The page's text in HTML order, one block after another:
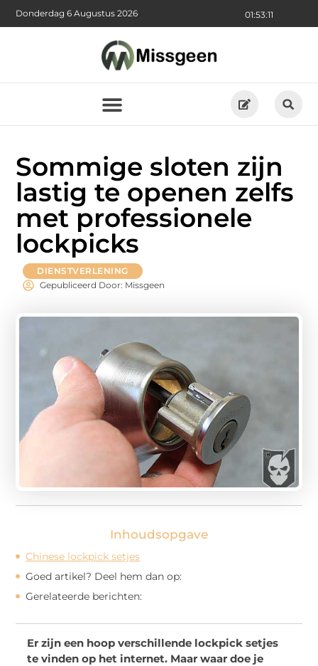
01:53:12
Donderdag 6 Augustus 2026
Sommige sloten zijn
lastig te openen zelfs
met professionele
lockpicks
DIENSTVERLENING
Gepubliceerd Door: Missgeen
Inhoudsopgave
Chinese lockpick setjes
Goed artikel? Deel hem dan op:
Gerelateerde berichten:
Er zijn een hoop verschillende lockpick setjes
te vinden op het internet. Maar waar doe je